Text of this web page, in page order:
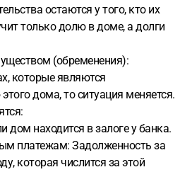
остаются у того, кто их
только долю в доме, а долги
(обременения):
которые являются
дома, то ситуация меняется.
дом находится в залоге у банка.
платежам: Задолженность за
которая числится за этой